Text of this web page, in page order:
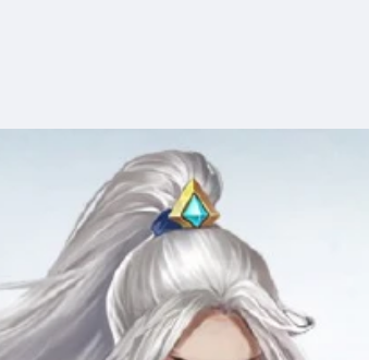
云游戏
官方论
坛
WIKI